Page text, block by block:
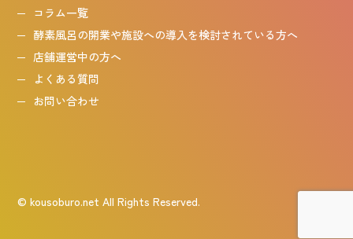
コラム一覧
酵素風呂の開業や施設への導入を検討されている方へ
店舗運営中の方へ
よくある質問
お問い合わせ
© kousoburo.net All Rights Reserved.